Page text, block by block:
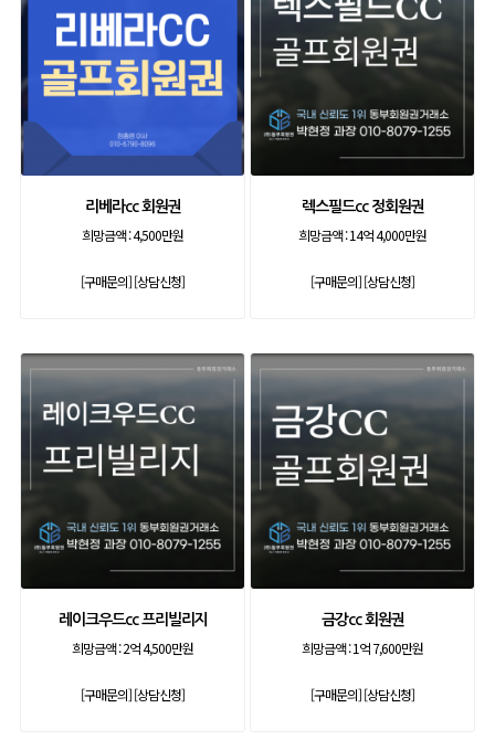
리베라cc 회원권
희망금액 :4,500만원
[구매문의][상담신청]
렉스필드cc 정회원권
희망금액 :14억 4,000만원
[구매문의][상담신청]
레이크우드cc 프리빌리지
희망금액 :2억 4,500만원
[구매문의][상담신청]
금강cc 회원권
희망금액 :1억 7,600만원
[구매문의][상담신청]